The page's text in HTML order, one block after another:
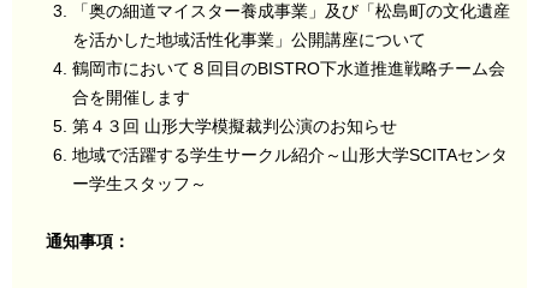
「奥の細道マイスター養成事業」及び「松島町の文化遺産
を活かした地域活性化事業」公開講座について
鶴岡市において８回目のBISTRO下水道推進戦略チーム会
合を開催します
第４３回 山形大学模擬裁判公演のお知らせ
地域で活躍する学生サークル紹介～山形大学SCITAセンタ
ー学生スタッフ～
通知事項：